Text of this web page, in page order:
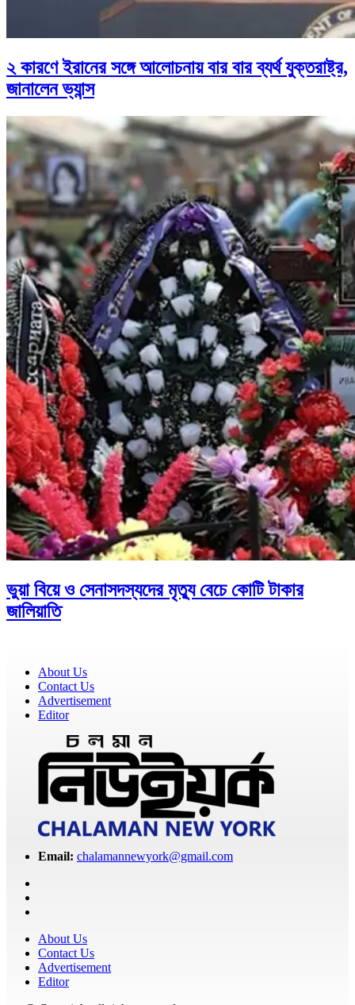
২ কারণে ইরানের সঙ্গে আলোচনায় বার বার ব্যর্থ যুক্তরাষ্ট্র,
জানালেন ভ্যান্স
ভুয়া বিয়ে ও সেনাসদস্যদের মৃত্যু বেচে কোটি টাকার
জালিয়াতি
About Us
Contact Us
Advertisement
Editor
Email: chalamannewyork@gmail.com
About Us
Contact Us
Advertisement
Editor